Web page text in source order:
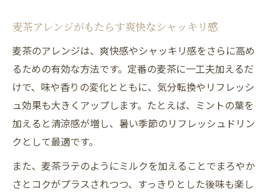
麦茶アレンジがもたらす爽快なシャッキリ感
麦茶のアレンジは、爽快感やシャッキリ感をさらに高め
るための有効な方法です。定番の麦茶に一工夫加えるだ
けで、味や香りの変化とともに、気分転換やリフレッシ
ュ効果も大きくアップします。たとえば、ミントの葉を
加えると清涼感が増し、暑い季節のリフレッシュドリン
クとして最適です。
また、麦茶ラテのようにミルクを加えることでまろやか
さとコクがプラスされつつ、すっきりとした後味も楽し